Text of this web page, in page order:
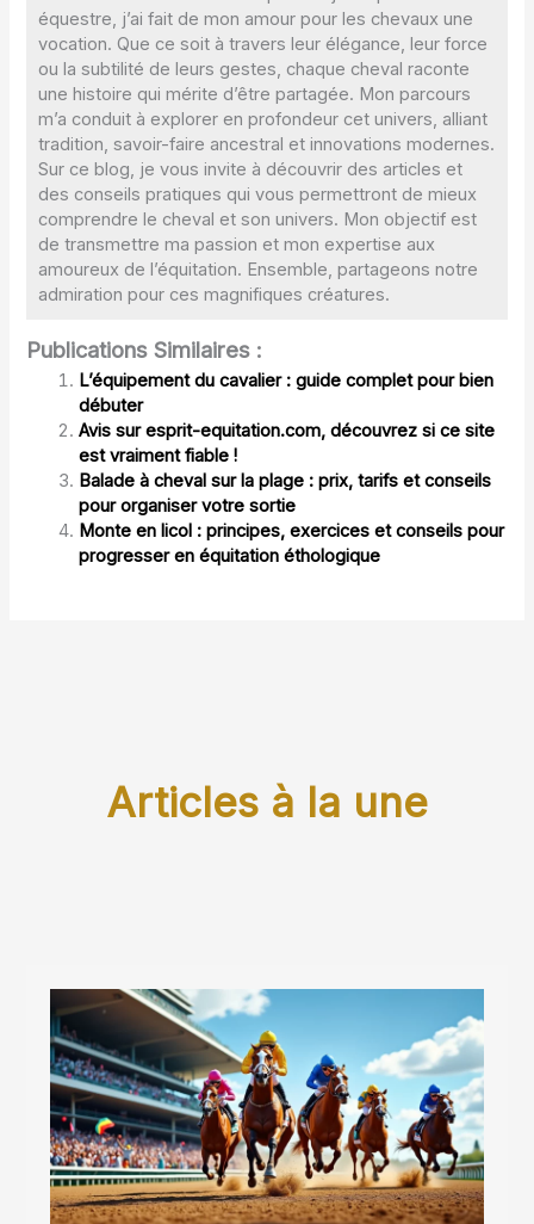
équestre, j’ai fait de mon amour pour les chevaux une
vocation. Que ce soit à travers leur élégance, leur force
ou la subtilité de leurs gestes, chaque cheval raconte
une histoire qui mérite d’être partagée. Mon parcours
m’a conduit à explorer en profondeur cet univers, alliant
tradition, savoir-faire ancestral et innovations modernes.
Sur ce blog, je vous invite à découvrir des articles et
des conseils pratiques qui vous permettront de mieux
comprendre le cheval et son univers. Mon objectif est
de transmettre ma passion et mon expertise aux
amoureux de l’équitation. Ensemble, partageons notre
admiration pour ces magnifiques créatures.
Publications Similaires :
L’équipement du cavalier : guide complet pour bien
débuter
Avis sur esprit-equitation.com, découvrez si ce site
est vraiment fiable !
Balade à cheval sur la plage : prix, tarifs et conseils
pour organiser votre sortie
Monte en licol : principes, exercices et conseils pour
progresser en équitation éthologique
Articles à la une